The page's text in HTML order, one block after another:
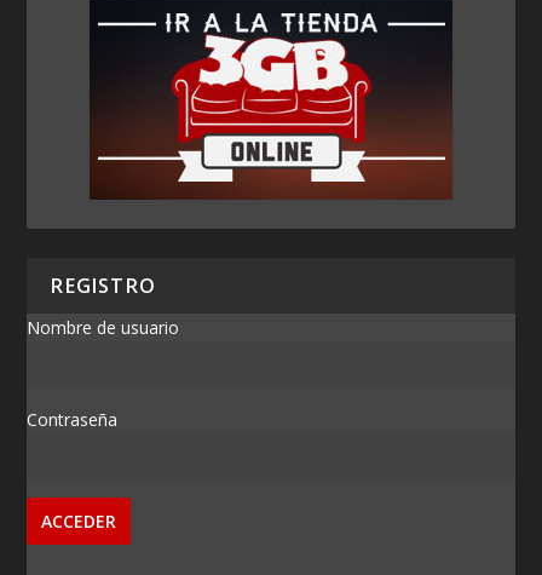
REGISTRO
Nombre de usuario
Contraseña